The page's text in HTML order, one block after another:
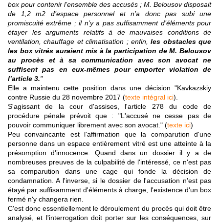
box pour contenir l’ensemble des accusés ; M. Belousov disposait
de 1,2 m2 d’espace personnel et n’a donc pas subi une
promiscuité extrême ; il n’y a pas suffisamment d’éléments pour
étayer les arguments relatifs à de mauvaises conditions de
ventilation, chauffage et climatisation ; enfin,les obstacles que
les box vitrés auraient mis à la participation de M. Belousov
au procès et à sa communication avec son avocat ne
suffisent pas en eux-mêmes pour emporter violation de
l’article 3."
Elle a maintenu cette position dans une décision "Kavkazskiy
contre Russie du 28 novembre 2017 (texte intégral ici).
S'agissant de la cour d'assises, l'article 278 du code de
procédure pénale prévoit que : "L'accusé ne cesse pas de
pouvoir communiquer librement avec son avocat." (texte ici)
Peu convaincante est l'affirmation que la comparution d'une
personne dans un espace entièrement vitré est une atteinte à la
présomption d'innocence. Quand dans un dossier il y a de
nombreuses preuves de la culpabilité de l'intéressé, ce n'est pas
sa comparution dans une cage qui fonde la décision de
condamnation. A l'inverse, si le dossier de l'accusation n'est pas
étayé par suffisamment d'éléments à charge, l'existence d'un box
fermé n'y changera rien.
C'est donc essentiellement le déroulement du procès qui doit être
analysé, et l'interrogation doit porter sur les conséquences, sur